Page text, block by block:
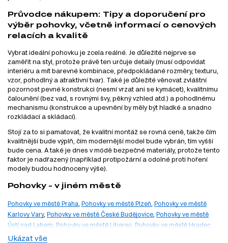
Průvodce nákupem: Tipy a doporučení pro
výběr pohovky, včetně informací o cenových
relacích a kvalitě
Vybrat ideální pohovku je zcela reálné. Je důležité nejprve se
zaměřit na styl, protože právě ten určuje detaily (musí odpovídat
interiéru a mít barevné kombinace, předpokládané rozměry, texturu,
vzor, pohodlný a atraktivní tvar). Také je důležité věnovat zvláštní
pozornost pevné konstrukci (nesmí vrzat ani se kymácet), kvalitnímu
čalounění (bez vad, s rovnými švy, pěkný vzhled atd.) a pohodlnému
mechanismu (konstrukce a upevnění by měly být hladké a snadno
rozkládací a skládací).
Stojí za to si pamatovat, že kvalitní montáž se rovná ceně, takže čím
kvalitnější bude výplň, čím modernější model bude vybrán, tím vyšší
bude cena. A také je dnes v módě bezpečné materiály, protože tento
faktor je nadřazený (například protipožární a odolné proti hoření
modely budou hodnoceny výše).
Pohovky - v jiném městě
Pohovky ve městě Praha Pohovky ve městě Plzeň Pohovky ve městě
Karlovy Vary, Pohovky ve městě České Budějovice Pohovky ve městě
Ústí nad Labem Pohovky ve městě Liberec Pohovky ve městě Hradec
Králové, Pohovky ve městě Pardubice
Ukázat vše